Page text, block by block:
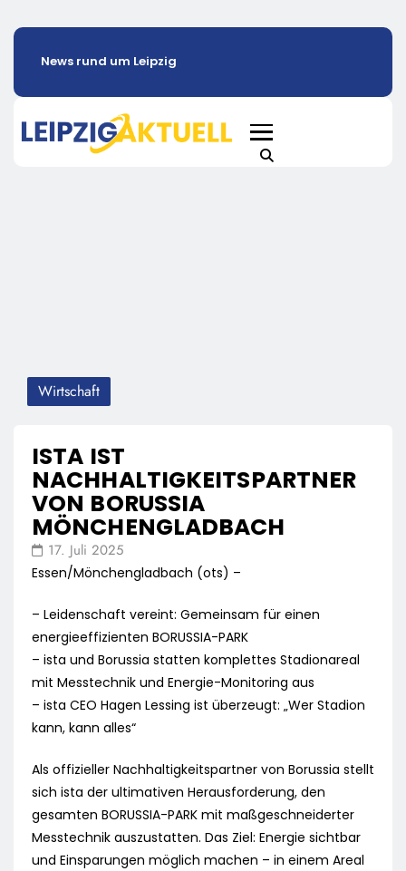
News rund um Leipzig
Wirtschaft
ISTA IST
NACHHALTIGKEITSPARTNER
VON BORUSSIA
MÖNCHENGLADBACH
17. Juli 2025
Essen/Mönchengladbach (ots) –
– Leidenschaft vereint: Gemeinsam für einen
energieeffizienten BORUSSIA-PARK
– ista und Borussia statten komplettes Stadionareal
mit Messtechnik und Energie-Monitoring aus
– ista CEO Hagen Lessing ist überzeugt: „Wer Stadion
kann, kann alles“
Als offizieller Nachhaltigkeitspartner von Borussia stellt
sich ista der ultimativen Herausforderung, den
gesamten BORUSSIA-PARK mit maßgeschneiderter
Messtechnik auszustatten. Das Ziel: Energie sichtbar
und Einsparungen möglich machen – in einem Areal